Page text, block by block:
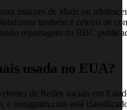
maiores de idade ou
também é celeiro de
reportagem da BBC
usada no EUA?
de Redes sociais em
e instagram.com está